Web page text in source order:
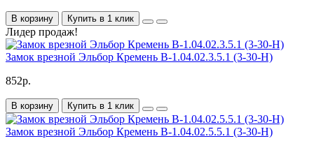
В корзину Купить в 1 клик
Лидер продаж!
Замок врезной Эльбор Кремень В-1.04.02.3.5.1 (3-30-Н)
852р.
В корзину Купить в 1 клик
Замок врезной Эльбор Кремень В-1.04.02.5.5.1 (3-30-Н)